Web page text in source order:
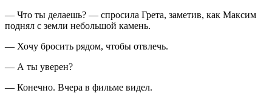
— Что ты делаешь? — спросила Грета, заметив, как Максим
поднял с земли небольшой камень.
— Хочу бросить рядом, чтобы отвлечь.
— А ты уверен?
— Конечно. Вчера в фильме видел.